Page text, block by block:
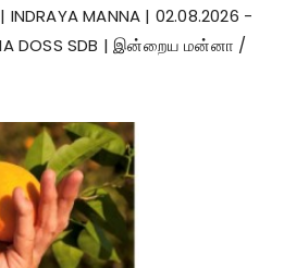
INDRAYA MANNA | 02.08.2026 -
DOSS SDB | இன்றைய மன்னா /